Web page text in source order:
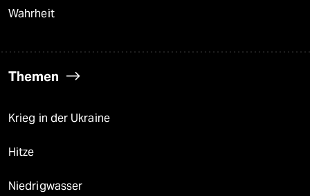
Wahrheit
Themen
Krieg in der Ukraine
Hitze
Niedrigwasser